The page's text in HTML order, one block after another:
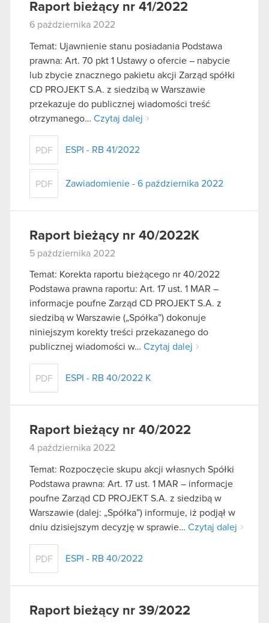
Raport bieżący nr 41/2022
6 października 2022
Temat: Ujawnienie stanu posiadania Podstawa
prawna: Art. 70 pkt 1 Ustawy o ofercie – nabycie
lub zbycie znacznego pakietu akcji Zarząd spółki
CD PROJEKT S.A. z siedzibą w Warszawie
przekazuje do publicznej wiadomości treść
otrzymanego… Czytaj dalej
PDF ESPI - RB 41/2022
PDF Zawiadomienie - 6 października 2022
Raport bieżący nr 40/2022K
5 października 2022
Temat: Korekta raportu bieżącego nr 40/2022
Podstawa prawna raportu: Art. 17 ust. 1 MAR –
informacje poufne Zarząd CD PROJEKT S.A. z
siedzibą w Warszawie („Spółka”) dokonuje
niniejszym korekty treści przekazanego do
publicznej wiadomości w… Czytaj dalej
PDF ESPI - RB 40/2022 K
Raport bieżący nr 40/2022
4 października 2022
Temat: Rozpoczęcie skupu akcji własnych Spółki
Podstawa prawna: Art. 17 ust. 1 MAR – informacje
poufne Zarząd CD PROJEKT S.A. z siedzibą w
Warszawie (dalej: „Spółka”) informuje, iż podjął w
dniu dzisiejszym decyzję w sprawie… Czytaj dalej
PDF ESPI - RB 40/2022
Raport bieżący nr 39/2022